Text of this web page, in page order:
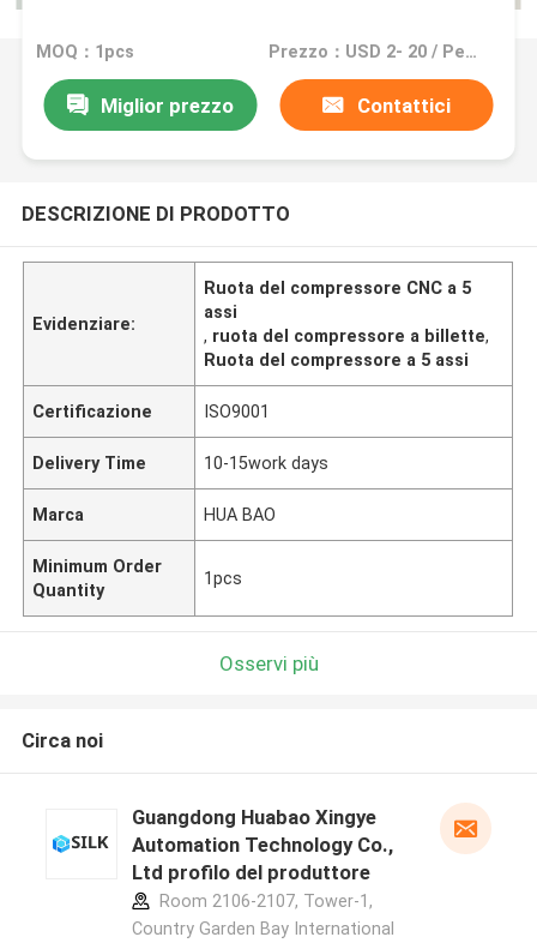
MOQ：1pcs Prezzo：USD 2- 20 / Per Square Meter (M2)
Miglior prezzo Contattici
DESCRIZIONE DI PRODOTTO
Evidenziare:
Ruota del compressore CNC a 5
assi
, ruota del compressore a billette,
Ruota del compressore a 5 assi
Certificazione ISO9001
Delivery Time 10-15work days
Marca HUA BAO
Minimum Order
Quantity
1pcs
Osservi più
Circa noi
Guangdong Huabao Xingye
Automation Technology Co.,
Ltd profilo del produttore
Room 2106-2107, Tower-1,
Country Garden Bay International